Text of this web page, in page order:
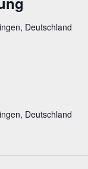
Deutschland
Deutschland